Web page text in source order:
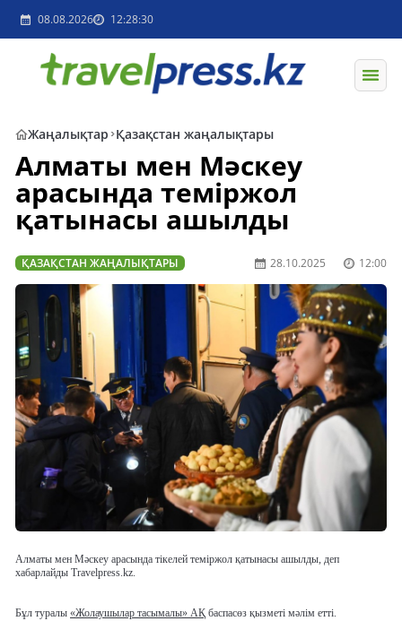
08.08.2026 12:28:30
Жаңалықтар Қазақстан жаңалықтары
Алматы мен Мәскеу
арасында теміржол
қатынасы ашылды
ҚАЗАҚСТАН ЖАҢАЛЫҚТАРЫ 28.10.2025 12:00
Алматы мен Мәскеу арасында тікелей теміржол қатынасы ашылды, деп
хабарлайды Travelpress.kz.
Бұл туралы «Жолаушылар тасымалы» АҚ баспасөз қызметі мәлім етті.